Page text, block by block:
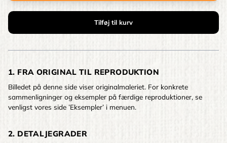
1. FRA ORIGINAL TIL REPRODUKTION
Billedet på denne side viser originalmaleriet. For konkrete
sammenligninger og eksempler på færdige reproduktioner, se
venligst vores side ’Eksempler’ i menuen.
2. DETALJEGRADER